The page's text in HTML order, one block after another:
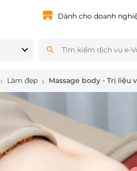
Dành cho doanh
Làm đẹp Massage body - Trị liệu